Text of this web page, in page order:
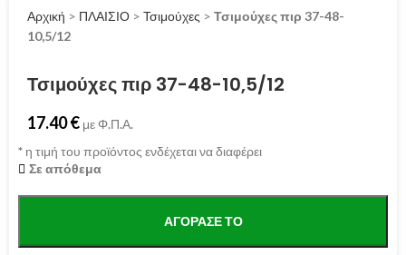
Αρχική > ΠΛΑΙΣΙΟ > Τσιμούχες > Τσιμούχες πιρ 37-48-
10,5/12
Τσιμούχες πιρ 37-48-10,5/12
17.40€ με Φ.Π.Α.
*η τιμή του προϊόντος ενδέχεται να διαφέρει
Σε απόθεμα
ΑΓΌΡΑΣΕ ΤΟ